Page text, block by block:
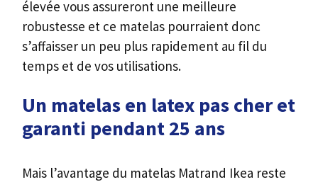
élevée vous assureront une meilleure
robustesse et ce matelas pourraient donc
s’affaisser un peu plus rapidement au fil du
temps et de vos utilisations.
Un matelas en latex pas cher et
garanti pendant 25 ans
Mais l’avantage du matelas Matrand Ikea reste